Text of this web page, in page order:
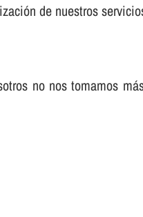
de nuestros
no nos tomamos